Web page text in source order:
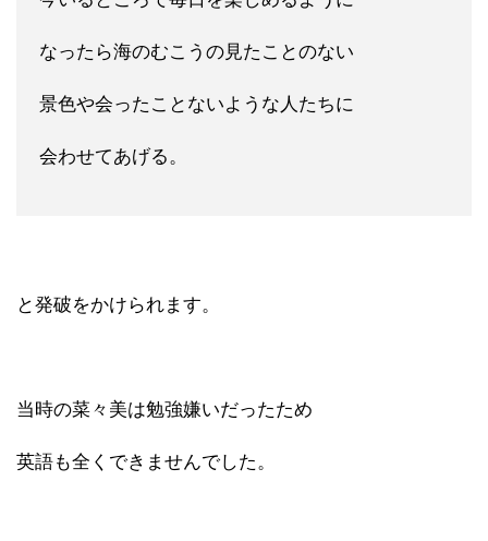
なったら海のむこうの見たことのない
景色や会ったことないような人たちに
会わせてあげる。
と発破をかけられます。
当時の菜々美は勉強嫌いだったため
英語も全くできませんでした。